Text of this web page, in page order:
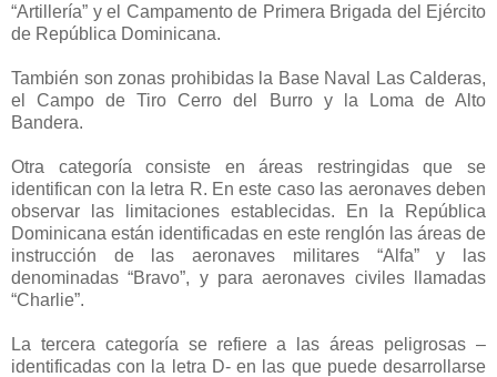
“Artillería” y el Campamento de Primera Brigada del Ejército
de República Dominicana.
También son zonas prohibidas la Base Naval Las Calderas,
el Campo de Tiro Cerro del Burro y la Loma de Alto
Bandera.
Otra categoría consiste en áreas restringidas que se
identifican con la letra R. En este caso las aeronaves deben
observar las limitaciones establecidas. En la República
Dominicana están identificadas en este renglón las áreas de
instrucción de las aeronaves militares “Alfa” y las
denominadas “Bravo”, y para aeronaves civiles llamadas
“Charlie”.
La tercera categoría se refiere a las áreas peligrosas –
identificadas con la letra D- en las que puede desarrollarse